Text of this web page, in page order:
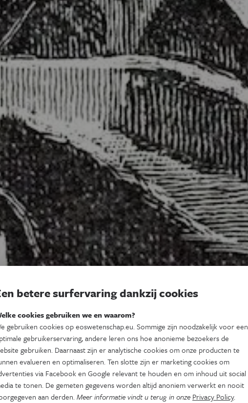
betere surfervaring dankzij cookies
cookies gebruiken we en waarom?
gebruiken cookies op eoswetenschap.eu. Sommige zijn noodzakelijk voor een
gebruikerservaring, andere leren ons hoe anonieme bezoekers de
gebruiken. Daarnaast zijn er analytische cookies om onze producten te
evalueren en optimaliseren. Ten slotte zijn er marketing cookies om
via Facebook en Google relevant te houden en om inhoud uit social
te tonen. De gemeten gegevens worden altijd anoniem verwerkt en nooit
aan derden.Meer informatie vindt u terug in onze Privacy Policy.